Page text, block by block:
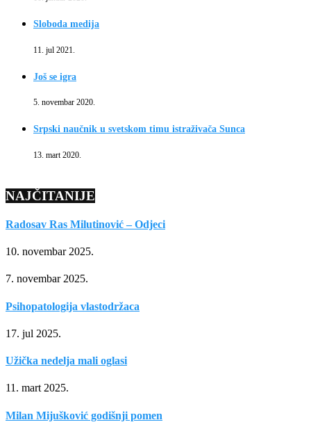
Sloboda medija
11. jul 2021.
Još se igra
5. novembar 2020.
Srpski naučnik u svetskom timu istraživača Sunca
13. mart 2020.
NAJČITANIJE
Radosav Ras Milutinović – Odjeci
10. novembar 2025.
7. novembar 2025.
Psihopatologija vlastodržaca
17. jul 2025.
Užička nedelja mali oglasi
11. mart 2025.
Milan Mijušković godišnji pomen